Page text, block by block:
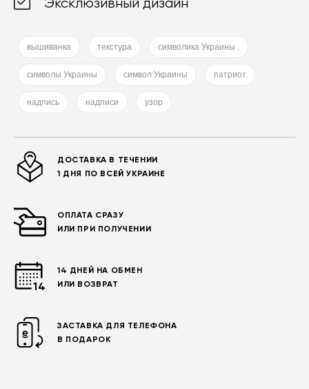
вышиванка текстура символика Украины .
символы Украины символ Украины патриот
надпись надписи узор
ДОСТАВКА В ТЕЧЕНИИ
1 ДНЯ ПО ВСЕЙ УКРАИНЕ
ОПЛАТА СРАЗУ
ИЛИ ПРИ ПОЛУЧЕНИИ
14 ДНЕЙ НА ОБМЕН
ИЛИ ВОЗВРАТ
ЗАСТАВКА ДЛЯ ТЕЛЕФОНА
В ПОДАРОК